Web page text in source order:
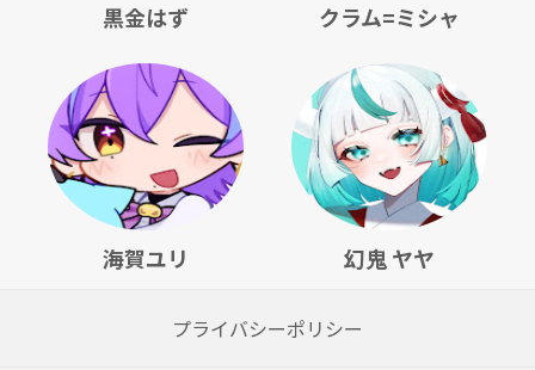
黒金はず クラム=ミシャ
海賀ユリ 幻鬼 ヤヤ
プライバシーポリシー